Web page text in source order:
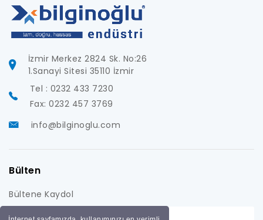
İzmir Merkez 2824 Sk. No:26
1.Sanayi Sitesi 35110 İzmir
Tel : 0232 433 7230
Fax: 0232 457 3769
info@bilginoglu.com
Bülten
Bültene Kaydol